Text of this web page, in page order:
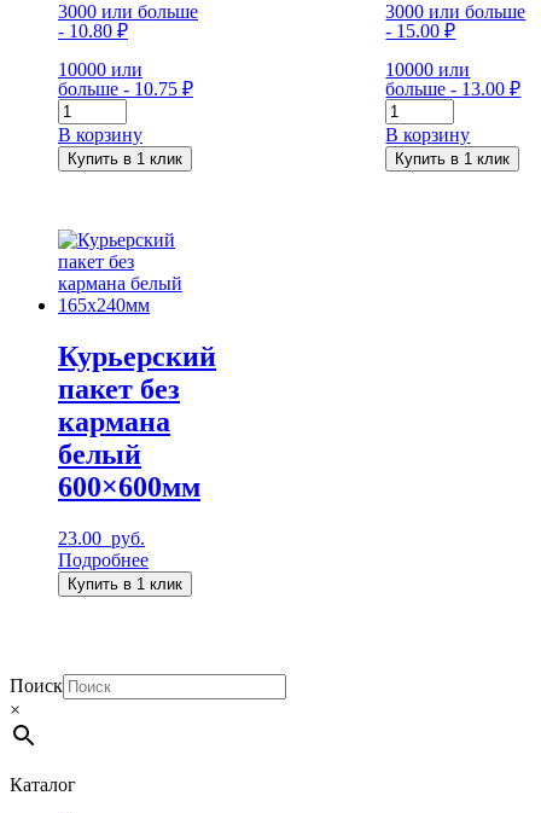
3000 или больше
- 10.80 ₽
10000 или
больше - 10.75 ₽
Количество
Курьерский
пакет
без
430x500мм
В корзину
Купить в 1 клик
3000 или больше
- 15.00 ₽
10000 или
больше - 13.00 ₽
Количество
Курьерский
пакет
без
В корзину
Купить в 1 клик
Курьерский
пакет без
кармана
белый
600×600мм
23.00 руб.
Подробнее
Купить в 1 клик
Поиск
×
Каталог